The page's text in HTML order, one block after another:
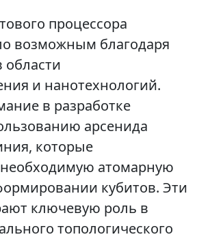
процессора
возможным благодаря
и нанотехнологий.
в разработке
арсенида
которые
атомарную
кубитов. Эти
ключевую роль в
топологического